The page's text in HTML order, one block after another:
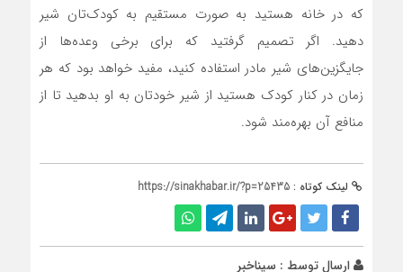
که در خانه هستید به صورت مستقیم به کودک‌تان شیر
دهید. اگر تصمیم گرفتید که برای برخی وعده‌ها از
جایگزین‌های شیر مادر استفاده کنید، مفید خواهد بود که هر
زمان در کنار کودک هستید از شیر خودتان به او بدهید تا از
منافع آن بهره‌مند شود.
لینک کوتاه : https://sinakhabar.ir/?p=25435
ارسال توسط : سیناخبر